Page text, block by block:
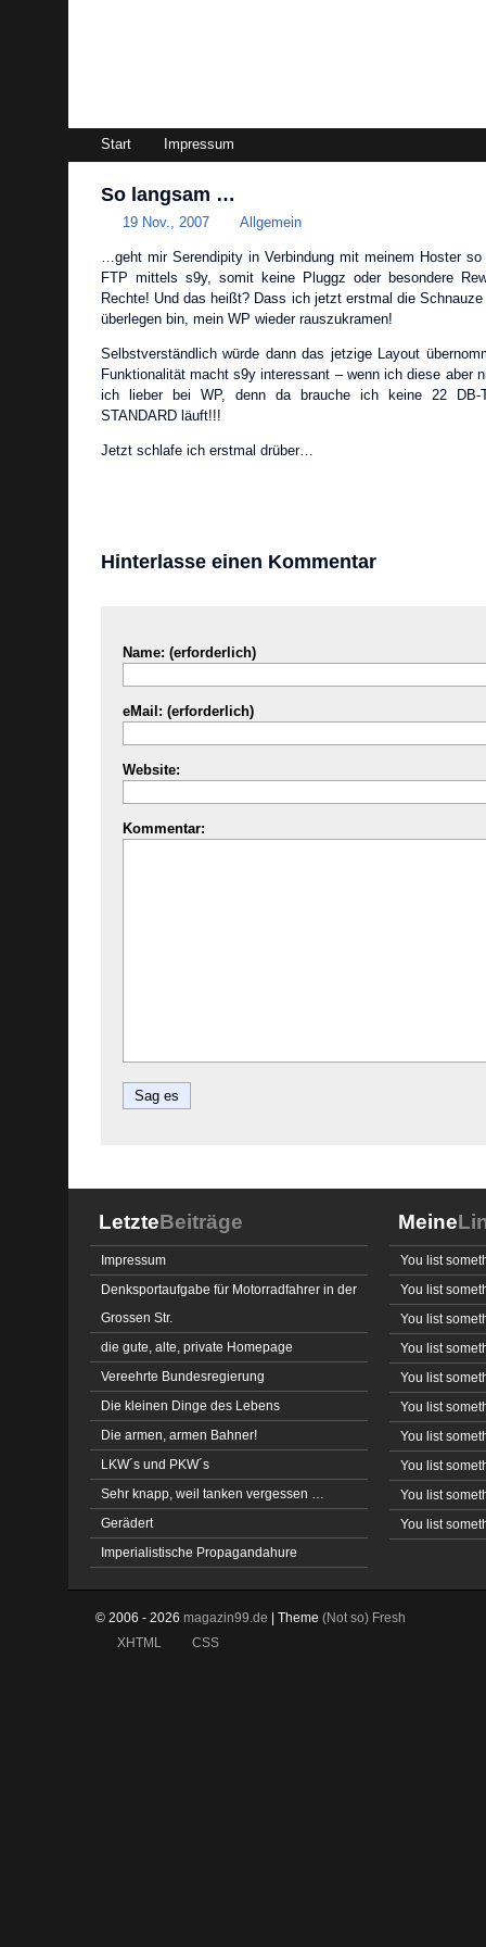
Start Impressum
So langsam …
19 Nov., 2007 Allgemein
…geht mir Serendipity in Verbindung mit meinem Hoster
FTP mittels s9y, somit keine Pluggz oder besondere
Rechte! Und das heißt? Dass ich jetzt erstmal die
überlegen bin, mein WP wieder rauszukramen!
Selbstverständlich würde dann das jetzige Layout
Funktionalität macht s9y interessant – wenn ich diese aber
ich lieber bei WP, denn da brauche ich keine 22 DB-
STANDARD läuft!!!
Jetzt schlafe ich erstmal drüber…
Hinterlasse einen Kommentar
Name: (erforderlich)
eMail: (erforderlich)
Website:
Kommentar:
LetzteBeiträge
Impressum
Denksportaufgabe für Motorradfahrer in der
Grossen Str.
die gute, alte, private Homepage
Vereehrte Bundesregierung
Die kleinen Dinge des Lebens
Die armen, armen Bahner!
LKW´s und PKW´s
Sehr knapp, weil tanken vergessen …
Gerädert
Imperialistische Propagandahure
Meine
You list
You list
You list
You list
You list
You list
You list
You list
You list
You list
© 2006 - 2026 magazin99.de | Theme (Not so) Fresh
XHTML
CSS